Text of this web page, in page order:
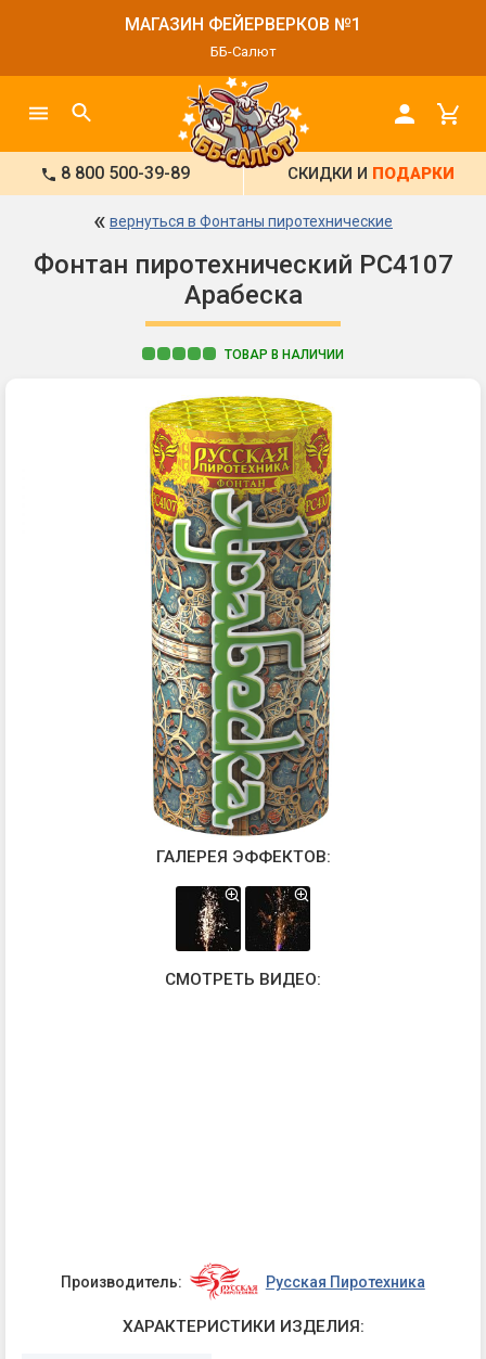
МАГАЗИН ФЕЙЕРВЕРКОВ №1
ББ-Салют
8 800 500-39-89 СКИДКИ И ПОДАРКИ
« вернуться в Фонтаны пиротехнические
Фонтан пиротехнический РС4107
Арабеска
ТОВАР В НАЛИЧИИ
ГАЛЕРЕЯ ЭФФЕКТОВ:
СМОТРЕТЬ ВИДЕО:
Производитель: Русская Пиротехника
ХАРАКТЕРИСТИКИ ИЗДЕЛИЯ: